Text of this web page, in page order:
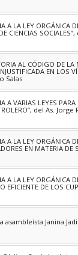
LA LEY ORGÁNICA
DE CIENCIAS
AL CÓDIGO DE LA
EN LOS
Salas
VARIAS LEYES PARA
del As.
LA LEY ORGÁNICA
EN MATERIA
LA LEY ORGÁNICA
EFICIENTE DE LOS
asambleísta Janina